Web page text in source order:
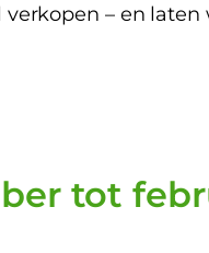
– en
tot